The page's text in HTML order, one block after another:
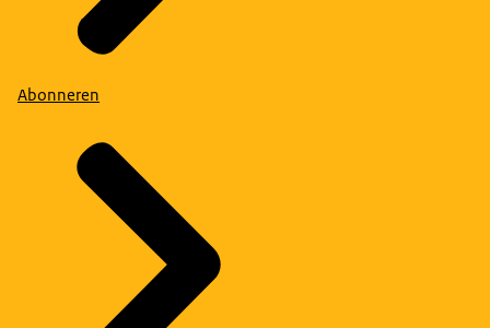
Abonneren